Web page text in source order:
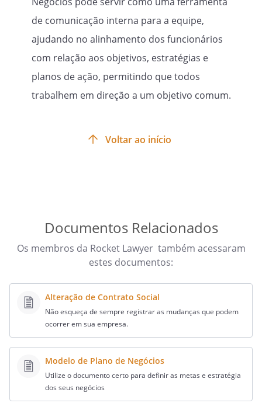
de comunicação interna para a equipe,
ajudando no alinhamento dos funcionários
com relação aos objetivos, estratégias e
planos de ação, permitindo que todos
trabalhem em direção a um objetivo comum.
Voltar ao início
Documentos Relacionados
Os membros da Rocket Lawyer também acessaram
estes documentos:
Alteração de Contrato Social
Não esqueça de sempre registrar as mudanças que podem
ocorrer em sua empresa.
Modelo de Plano de Negócios
Utilize o documento certo para definir as metas e estratégia
dos seus negócios